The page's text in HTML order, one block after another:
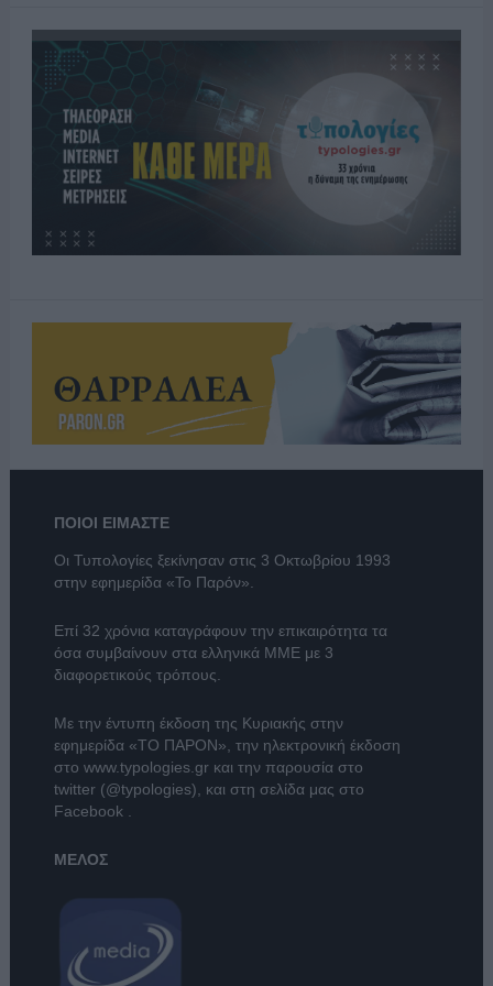
ΠΟΙΟΙ ΕΙΜΑΣΤΕ
Οι Τυπολογίες ξεκίνησαν στις 3 Οκτωβρίου 1993
στην εφημερίδα «Το Παρόν».
Επί 32 χρόνια καταγράφουν την επικαιρότητα τα
όσα συμβαίνουν στα ελληνικά ΜΜΕ με 3
διαφορετικούς τρόπους.
Με την έντυπη έκδοση της Κυριακής στην
εφημερίδα «ΤΟ ΠΑΡΟΝ» , την ηλεκτρονική έκδοση
στο www.typologies.grκαι την παρουσία στο
twitter (@typologies) , και στη σελίδα μας στο
Facebook
ΜΕΛΟΣ